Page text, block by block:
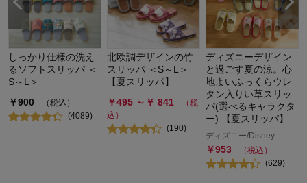
しっかり仕様の洗え
るソフトスリッパ ＜
S～L＞
￥900
（税込）
(4089)
北欧調デザインの竹
スリッパ ＜S～L＞
【夏スリッパ】
￥495 ～￥ 841
（税
込）
(190)
ディズニーデザイン
と過ごす夏の涼。心
地よいふっくらウレ
タン入りい草スリッ
パ(選べるキャラクタ
ー) 【夏スリッパ】
ディズニー/Disney
￥953
（税込）
(629)